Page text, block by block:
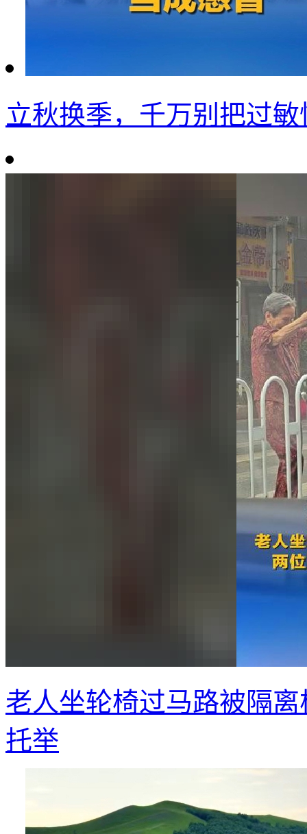
立秋换季，千万别把过
老人坐轮椅过马路被隔
托举